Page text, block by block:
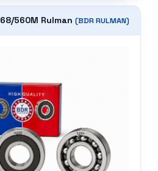
68/560M Rulman (BDRRULMAN)